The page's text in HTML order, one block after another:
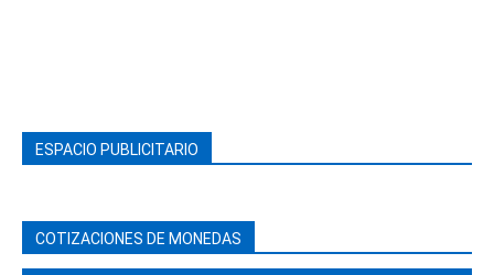
ESPACIO PUBLICITARIO
COTIZACIONES DE MONEDAS